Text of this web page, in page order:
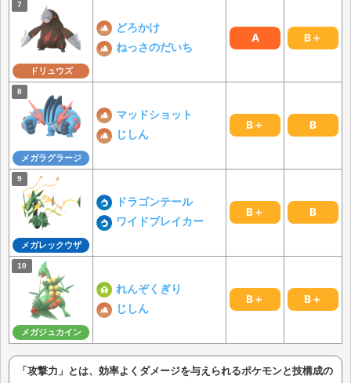
ドリュウズ
どろかけ
ねっさのだいち
A B＋
メガラグラージ
マッドショット
じしん
B＋ B
メガレックウザ
ドラゴンテール
ワイドブレイカー
B＋ B
メガジュカイン
れんぞくぎり
じしん
B＋ B＋
「攻撃力」とは、効率よくダメージを与えられるポケモンと技構成の